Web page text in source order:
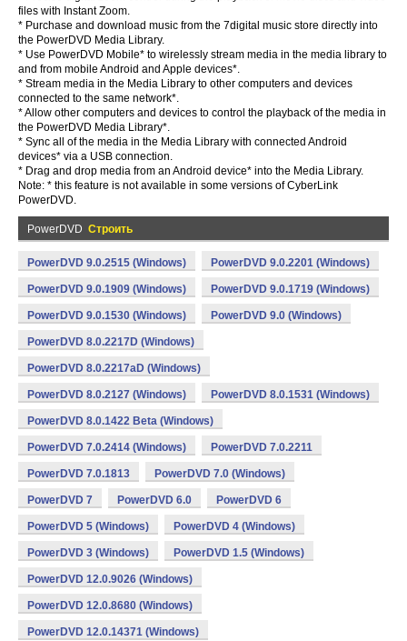
files with Instant Zoom.
* Purchase and download music from the 7digital music store directly into
the PowerDVD Media Library.
* Use PowerDVD Mobile* to wirelessly stream media in the media library to
and from mobile Android and Apple devices*.
* Stream media in the Media Library to other computers and devices
connected to the same network*.
* Allow other computers and devices to control the playback of the media in
the PowerDVD Media Library*.
* Sync all of the media in the Media Library with connected Android
devices* via a USB connection.
* Drag and drop media from an Android device* into the Media Library.
Note: * this feature is not available in some versions of CyberLink
PowerDVD.
PowerDVD Строить
PowerDVD 9.0.2515 (Windows) PowerDVD 9.0.2201 (Windows)
PowerDVD 9.0.1909 (Windows) PowerDVD 9.0.1719 (Windows)
PowerDVD 9.0.1530 (Windows) PowerDVD 9.0 (Windows)
PowerDVD 8.0.2217D (Windows)
PowerDVD 8.0.2217aD (Windows)
PowerDVD 8.0.2127 (Windows) PowerDVD 8.0.1531 (Windows)
PowerDVD 8.0.1422 Beta (Windows)
PowerDVD 7.0.2414 (Windows) PowerDVD 7.0.2211
PowerDVD 7.0.1813 PowerDVD 7.0 (Windows)
PowerDVD 7 PowerDVD 6.0 PowerDVD 6
PowerDVD 5 (Windows) PowerDVD 4 (Windows)
PowerDVD 3 (Windows) PowerDVD 1.5 (Windows)
PowerDVD 12.0.9026 (Windows)
PowerDVD 12.0.8680 (Windows)
PowerDVD 12.0.14371 (Windows)